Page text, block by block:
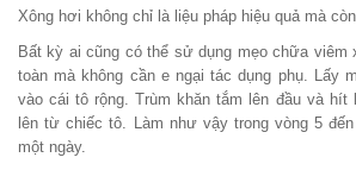
Xông hơi không chỉ là liệu pháp hiệu quả mà
Bất kỳ ai cũng có thể sử dụng mẹo chữa viêm
toàn mà không cần e ngại tác dụng phụ. Lấy
vào cái tô rộng. Trùm khăn tắm lên đầu và
lên từ chiếc tô. Làm như vậy trong vòng 5
một ngày.